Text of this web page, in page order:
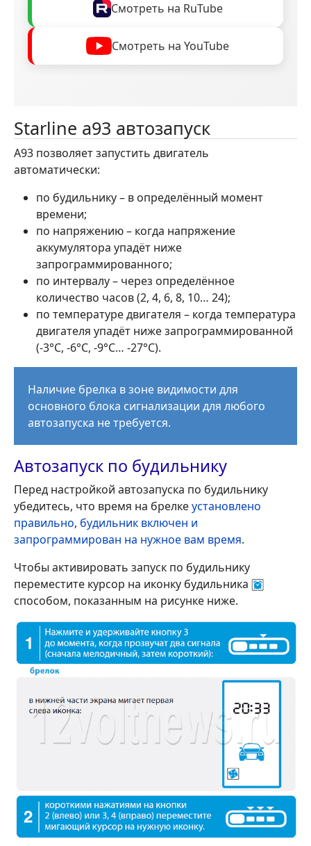
Смотреть на RuTube
Смотреть на YouTube
Starline a93 автозапуск
А93 позволяет запустить двигатель
автоматически:
по будильнику – в определённый момент
времени;
по напряжению – когда напряжение
аккумулятора упадёт ниже
запрограммированного;
по интервалу – через определённое
количество часов (2, 4, 6, 8, 10… 24);
по температуре двигателя – когда температура
двигателя упадёт ниже запрограммированной
(-3°С, -6°С, -9°С… -27°С).
Наличие брелка в зоне видимости для
основного блока сигнализации для любого
автозапуска не требуется.
Автозапуск по будильнику
Перед настройкой автозапуска по будильнику
убедитесь, что время на брелкеустановлено
правильно, будильник включен и
запрограммирован на нужное вам время.
Чтобы активировать запуск по будильнику
переместите курсор на иконку будильника
способом, показанным на рисунке ниже.